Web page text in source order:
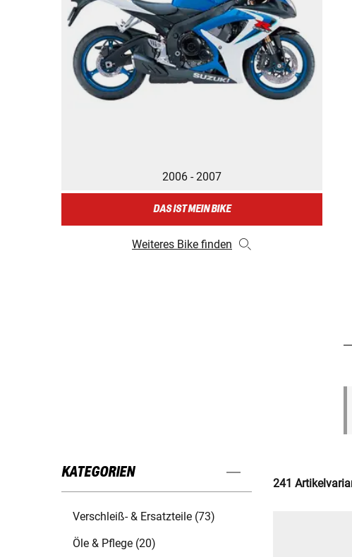
2006 - 2007
DAS IST MEIN BIKE
Weiteres Bike finden
KATEGORIEN
Verschleiß- & Ersatzteile (73)
Öle & Pflege (20)
241